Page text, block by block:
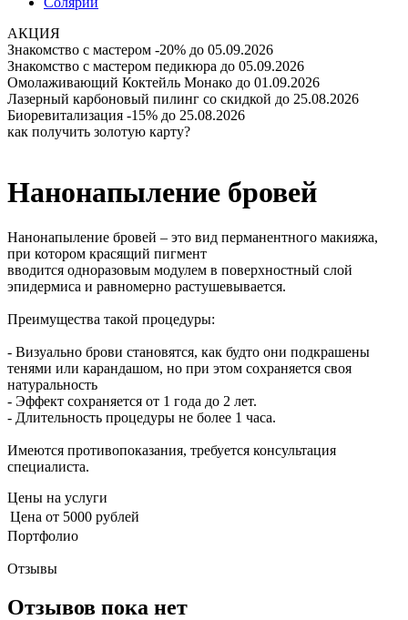
АКЦИЯ
Знакомство с мастером -20% до 05.09.2026
Знакомство с мастером педикюра до 05.09.2026
Омолаживающий Коктейль Монако до 01.09.2026
Лазерный карбоновый пилинг со скидкой до 25.08.2026
Биоревитализация -15% до 25.08.2026
как получить золотую карту?
Нанонапыление бровей
Нанонапыление бровей – это вид перманентного макияжа,
при котором красящий пигмент
вводится одноразовым модулем в поверхностный слой
эпидермиса и равномерно растушевывается.
Преимущества такой процедуры:
- Визуально брови становятся, как будто они подкрашены
тенями или карандашом, но при этом сохраняется своя
натуральность
- Эффект сохраняется от 1 года до 2 лет.
- Длительность процедуры не более 1 часа.
Имеются противопоказания, требуется консультация
специалиста.
Цены на услуги
Цена от 5000 рублей
Портфолио
Отзывы
Отзывов пока нет